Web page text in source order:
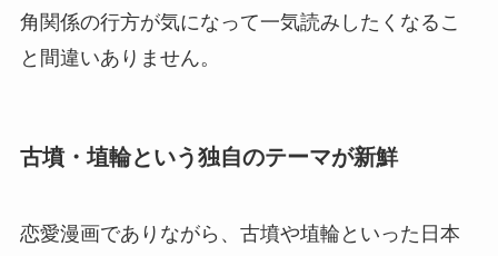
角関係の行方が気になって一気読みしたくなるこ
と間違いありません。
古墳・埴輪という独自のテーマが新鮮
恋愛漫画でありながら、古墳や埴輪といった日本